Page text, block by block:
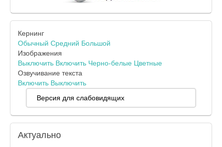
Кернинг
Обычный Средний Большой
Изображения
Выключить Включить Черно-белые Цветные
Озвучивание текста
Включить Выключить
Версия для слабовидящих
Актуально